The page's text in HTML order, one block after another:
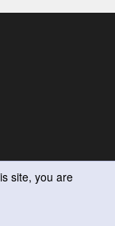
site, you are